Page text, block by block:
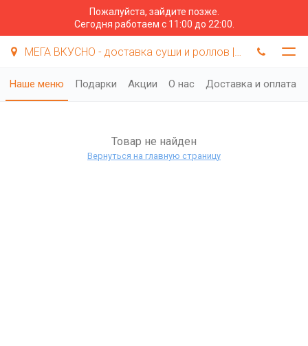
Пожалуйста, зайдите позже.
Сегодня работаем с 11:00 до 22:00.
МЕГА ВКУСНО - доставка суши и роллов | Самара
Наше меню Подарки Акции О нас Доставка и оплата
Товар не найден
Вернуться на главную страницу